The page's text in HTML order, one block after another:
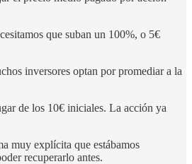
que suban un 100%, o 5€
inversores optan por promediar a la
de los 10€ iniciales. La acción ya
muy explícita que estábamos
recuperarlo antes.